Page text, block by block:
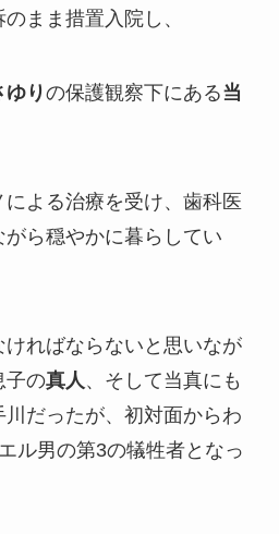
まま措置入院し、
ゆりの保護観察下にある当
よる治療を受け、歯科医
ら穏やかに暮らしてい
ればならないと思いなが
子の真人 、そして当真にも
だったが、初対面からわ
ル男の第3の犠牲者となっ